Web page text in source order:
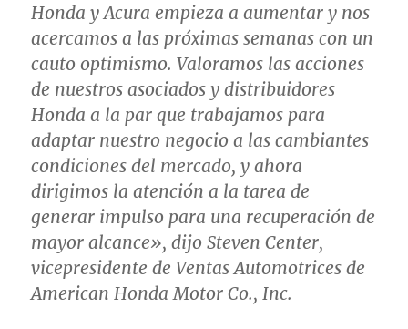
Honda y Acura empieza a aumentar y nos
acercamos a las próximas semanas con un
cauto optimismo. Valoramos las acciones
de nuestros asociados y distribuidores
Honda a la par que trabajamos para
adaptar nuestro negocio a las cambiantes
condiciones del mercado, y ahora
dirigimos la atención a la tarea de
generar impulso para una recuperación de
mayor alcance», dijo Steven Center,
vicepresidente de Ventas Automotrices de
American Honda Motor Co., Inc.